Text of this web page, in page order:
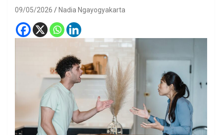
09/05/2026 Nadia Ngayogyakarta